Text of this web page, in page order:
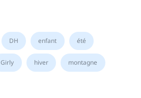
DH enfant été
Girly hiver montagne